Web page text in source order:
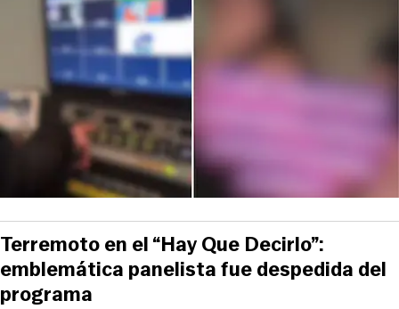
Terremoto en el “Hay Que Decirlo”:
emblemática panelista fue despedida del
programa